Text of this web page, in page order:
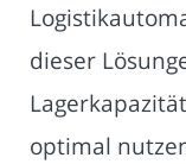
dieser
optimal